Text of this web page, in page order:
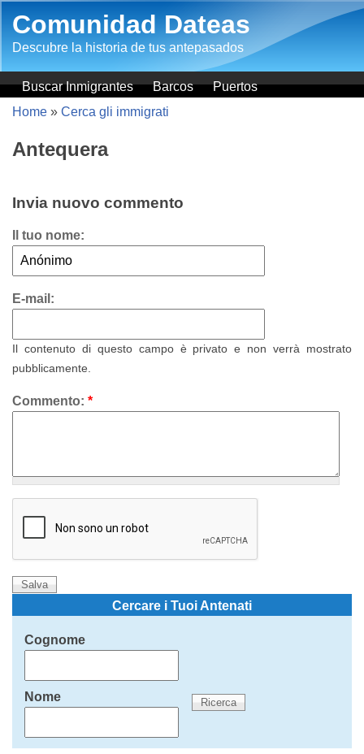
Comunidad Dateas
Descubre la historia de tus antepasados
Buscar Inmigrantes Barcos
Puertos
Home » Cerca gli immigrati
Antequera
Invia nuovo commento
Il tuo nome:
E-mail:
Il contenuto di questo campo è privato e non verrà mostrato
pubblicamente.
Commento: *
Cercare i Tuoi Antenati
Cognome
Nome